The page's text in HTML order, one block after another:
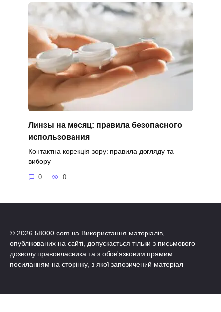
Линзы на месяц: правила безопасного
использования
Контактна корекція зору: правила догляду та
вибору
0 0
© 2026 58000.com.ua Використання матеріалів,
опублікованих на сайті, допускається тільки з письмового
дозволу правовласника та з обов'язковим прямим
посиланням на сторінку, з якої запозичений матеріал.